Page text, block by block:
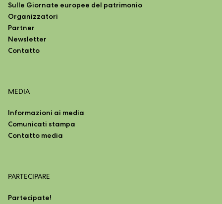
Sulle Giornate europee del patrimonio
Organizzatori
Partner
Newsletter
Contatto
MEDIA
Informazioni ai media
Comunicati stampa
Contatto media
PARTECIPARE
Partecipate!